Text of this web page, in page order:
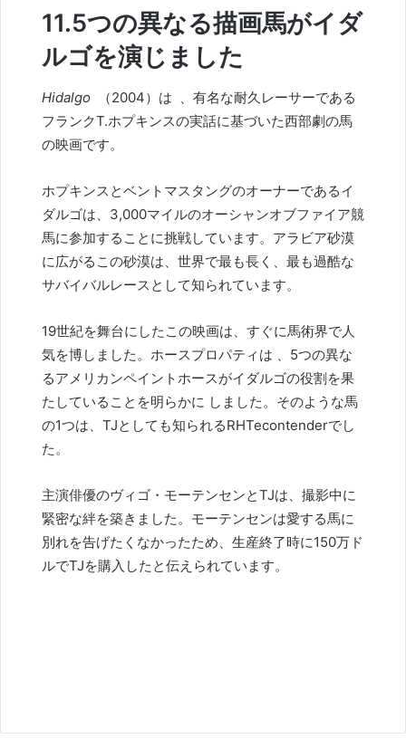
11.5つの異なる描画馬がイダ
ルゴを演じました
Hidalgo （2004）は
、有名な耐久レーサーである
フランクT.ホプキンスの実話に基づいた西部劇の馬
の映画です。
ホプキンスとベントマスタングのオーナーであるイ
ダルゴは、3,000マイルのオーシャンオブファイア競
馬に参加することに挑戦しています。アラビア砂漠
に広がるこの砂漠は、世界で最も長く、最も過酷な
サバイバルレースとして知られています。
19世紀を舞台にしたこの映画は、すぐに馬術界で人
気を博しました。 ホースプロパティは 、5つの異な
るアメリカンペイントホースがイダルゴの役割を果
たしていることを明らかに しました。そのような馬
の1つは、TJとしても知られるRHTecontenderでし
た。
主演俳優のヴィゴ・モーテンセンとTJは、撮影中に
緊密な絆を築きました。モーテンセンは愛する馬に
別れを告げたくなかったため、生産終了時に150万ド
ルでTJを購入したと伝えられています。